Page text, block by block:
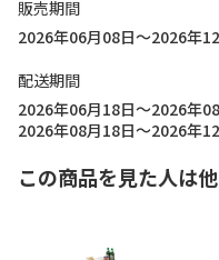
販売期間
2026年06月08日～2026年
配送期間
2026年06月18日～2026年
2026年08月18日～2026年
この商品を見た人は